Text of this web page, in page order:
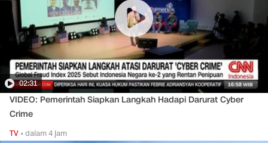
02:31
VIDEO: Pemerintah Siapkan Langkah Hadapi Darurat Cyber
Crime
TV •dalam 4 jam